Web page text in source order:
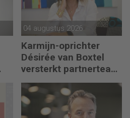
04 augustus 2026
Karmijn-oprichter
Désirée van Boxtel
versterkt partnerteam
CFO Capabel